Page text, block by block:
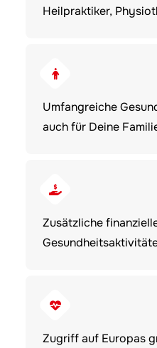
Heilpraktiker,
Umfangreiche
auch für Deine
Zusätzliche
Zugriff auf Europas